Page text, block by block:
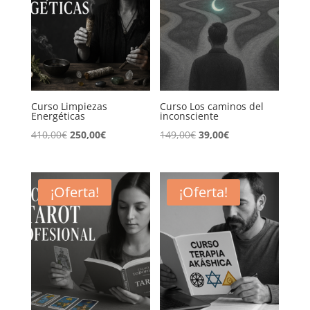
Curso Limpiezas
Energéticas
410,00€ El
original
era:
410,00€.
250,00€El
actual
es:
250,00€.
Curso Los caminos del
inconsciente
149,00€ El
original
era:
149,00€.
39,00€El
actual
es:
39,00€.
¡Oferta! ¡Oferta!